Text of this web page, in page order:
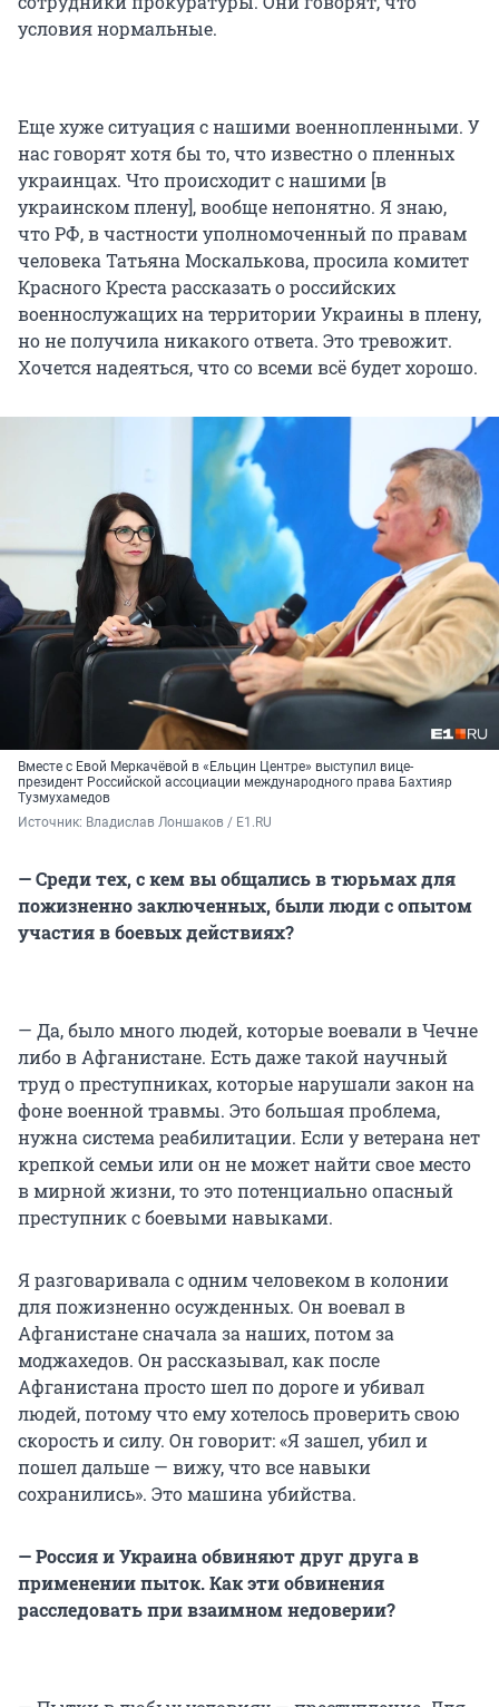
условия нормальные.
Еще хуже ситуация с нашими военнопленными. У
нас говорят хотя бы то, что известно о пленных
украинцах. Что происходит с нашими [в
украинском плену], вообще непонятно. Я знаю,
что РФ, в частности уполномоченный по правам
человека Татьяна Москалькова, просила комитет
Красного Креста рассказать о российских
военнослужащих на территории Украины в плену,
но не получила никакого ответа. Это тревожит.
Хочется надеяться, что со всеми всё будет хорошо.
Вместе с Евой Меркачёвой в «Ельцин Центре» выступил вице-
президент Российской ассоциации международного права Бахтияр
Тузмухамедов
Источник: Владислав Лоншаков / E1.RU
— Среди тех, с кем вы общались в тюрьмах для
пожизненно заключенных, были люди с опытом
участия в боевых действиях?
— Да, было много людей, которые воевали в Чечне
либо в Афганистане. Есть даже такой научный
труд о преступниках, которые нарушали закон на
фоне военной травмы. Это большая проблема,
нужна система реабилитации. Если у ветерана нет
крепкой семьи или он не может найти свое место
в мирной жизни, то это потенциально опасный
преступник с боевыми навыками.
Я разговаривала с одним человеком в колонии
для пожизненно осужденных. Он воевал в
Афганистане сначала за наших, потом за
моджахедов. Он рассказывал, как после
Афганистана просто шел по дороге и убивал
людей, потому что ему хотелось проверить свою
скорость и силу. Он говорит: «Я зашел, убил и
пошел дальше — вижу, что все навыки
сохранились». Это машина убийства.
— Россия и Украина обвиняют друг друга в
применении пыток. Как эти обвинения
расследовать при взаимном недоверии?